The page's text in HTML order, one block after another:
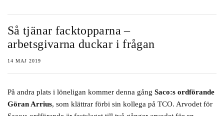
Så tjänar facktopparna –
arbetsgivarna duckar i frågan
14 MAJ 2019
På andra plats i löneligan kommer denna gång Saco:s ordförande
Göran Arrius, som klättrar förbi sin kollega på TCO. Arvodet för